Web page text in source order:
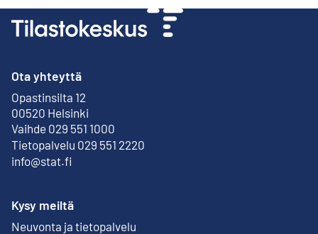
Ota yhteyttä
Opastinsilta 12
00520 Helsinki
Ulkoinen linkki
Vaihde 029 551 1000
Tietopalvelu 029 551 2220
info@stat.fi
Kysy meiltä
Neuvonta ja tietopalvelu